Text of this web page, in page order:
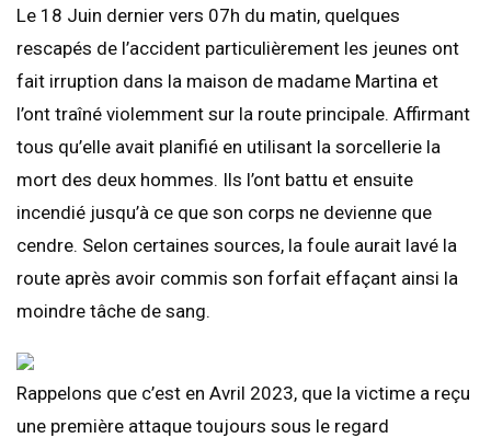
Le 18 Juin dernier vers 07h du matin, quelques
rescapés de l’accident particulièrement les jeunes ont
fait irruption dans la maison de madame Martina et
l’ont traîné violemment sur la route principale. Affirmant
tous qu’elle avait planifié en utilisant la sorcellerie la
mort des deux hommes. Ils l’ont battu et ensuite
incendié jusqu’à ce que son corps ne devienne que
cendre. Selon certaines sources, la foule aurait lavé la
route après avoir commis son forfait effaçant ainsi la
moindre tâche de sang.
Rappelons que c’est en Avril 2023, que la victime a reçu
une première attaque toujours sous le regard